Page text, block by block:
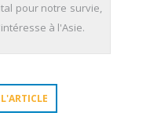
pour notre survie,
à l'Asie.
L'ARTICLE